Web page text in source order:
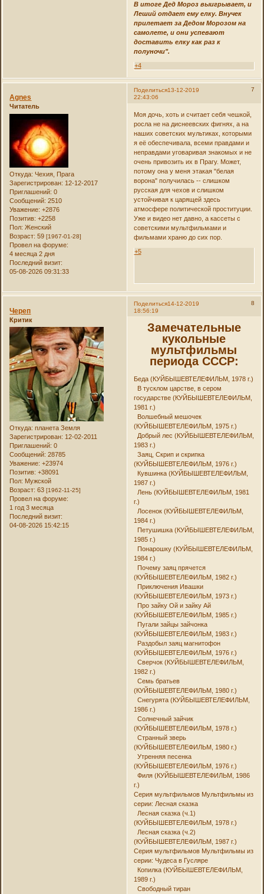
В итоге Дед Мороз выигрывает, и
Леший отдает ему елку. Внучек
прилетает за Дедом Морозом на
самолете, и они успевают
доставить елку как раз к
полуночи".
+4
Поделиться 7
13-12-2019
22:43:06
Agnes
Читатель
Откуда: Чехия, Прага
Зарегистрирован: 12-12-2017
Приглашений: 0
Сообщений: 2510
Уважение: +2876
Позитив: +2258
Пол: Женский
Возраст: 59[1967-01-28]
Провел на форуме:
4 месяца 2 дня
Последний визит:
05-08-2026 09:31:33
Моя дочь, хоть и считает себя чешкой,
росла не на диснеевских фигнях, а на
наших советских мультиках, которыми
я её обеспечивала, всеми правдами и
неправдами уговаривая знакомых и не
очень привозить их в Прагу. Может,
потому она у меня этакая "белая
ворона" получилась -- слишком
русская для чехов и слишком
устойчивая к царящей здесь
атмосфере политической проституции.
Уже и видео нет давно, а кассеты с
советскими мультфильмами и
фильмами храню до сих пор.
+5
Поделиться 8
14-12-2019
18:56:19
Череп
Критик
Откуда: планета Земля
Зарегистрирован: 12-02-2011
Приглашений: 0
Сообщений: 28785
Уважение: +23974
Позитив: +38091
Пол: Мужской
Возраст: 63[1962-11-25]
Провел на форуме:
1 год 3 месяца
Последний визит:
04-08-2026 15:42:15
Замечательные
кукольные
мультфильмы
периода СССР:
Беда (КУЙБЫШЕВТЕЛЕФИЛЬМ, 1978 г.)
В тусклом царстве, в сером
государстве (КУЙБЫШЕВТЕЛЕФИЛЬМ,
1981 г.)
Волшебный мешочек
(КУЙБЫШЕВТЕЛЕФИЛЬМ, 1975 г.)
Добрый лес (КУЙБЫШЕВТЕЛЕФИЛЬМ,
1983 г.)
Заяц, Скрип и скрипка
(КУЙБЫШЕВТЕЛЕФИЛЬМ, 1976 г.)
Кувшинка (КУЙБЫШЕВТЕЛЕФИЛЬМ,
1987 г.)
Лень (КУЙБЫШЕВТЕЛЕФИЛЬМ, 1981
г.)
Лосенок (КУЙБЫШЕВТЕЛЕФИЛЬМ,
1984 г.)
Петушишка (КУЙБЫШЕВТЕЛЕФИЛЬМ,
1985 г.)
Понарошку (КУЙБЫШЕВТЕЛЕФИЛЬМ,
1984 г.)
Почему заяц прячется
(КУЙБЫШЕВТЕЛЕФИЛЬМ, 1982 г.)
Приключения Ивашки
(КУЙБЫШЕВТЕЛЕФИЛЬМ, 1973 г.)
Про зайку Ой и зайку Ай
(КУЙБЫШЕВТЕЛЕФИЛЬМ, 1985 г.)
Пугали зайцы зайчонка
(КУЙБЫШЕВТЕЛЕФИЛЬМ, 1983 г.)
Раздобыл заяц магнитофон
(КУЙБЫШЕВТЕЛЕФИЛЬМ, 1976 г.)
Сверчок (КУЙБЫШЕВТЕЛЕФИЛЬМ,
1982 г.)
Семь братьев
(КУЙБЫШЕВТЕЛЕФИЛЬМ, 1980 г.)
Снегурята (КУЙБЫШЕВТЕЛЕФИЛЬМ,
1986 г.)
Солнечный зайчик
(КУЙБЫШЕВТЕЛЕФИЛЬМ, 1978 г.)
Странный зверь
(КУЙБЫШЕВТЕЛЕФИЛЬМ, 1980 г.)
Утренняя песенка
(КУЙБЫШЕВТЕЛЕФИЛЬМ, 1976 г.)
Филя (КУЙБЫШЕВТЕЛЕФИЛЬМ, 1986
г.)
Серия мультфильмов Мультфильмы из
серии: Лесная сказка
Лесная сказка (ч.1)
(КУЙБЫШЕВТЕЛЕФИЛЬМ, 1978 г.)
Лесная сказка (ч.2)
(КУЙБЫШЕВТЕЛЕФИЛЬМ, 1987 г.)
Серия мультфильмов Мультфильмы из
серии: Чудеса в Гусляре
Копилка (КУЙБЫШЕВТЕЛЕФИЛЬМ,
1989 г.)
Свободный тиран